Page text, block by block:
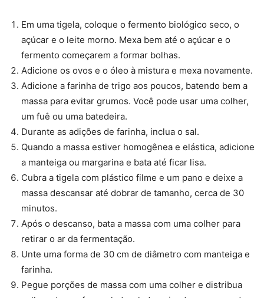
Em uma tigela, coloque o fermento biológico seco, o
açúcar e o leite morno. Mexa bem até o açúcar e o
fermento começarem a formar bolhas.
Adicione os ovos e o óleo à mistura e mexa novamente.
Adicione a farinha de trigo aos poucos, batendo bem a
massa para evitar grumos. Você pode usar uma colher,
um fuê ou uma batedeira.
Durante as adições de farinha, inclua o sal.
Quando a massa estiver homogênea e elástica, adicione
a manteiga ou margarina e bata até ficar lisa.
Cubra a tigela com plástico filme e um pano e deixe a
massa descansar até dobrar de tamanho, cerca de 30
minutos.
Após o descanso, bata a massa com uma colher para
retirar o ar da fermentação.
Unte uma forma de 30 cm de diâmetro com manteiga e
farinha.
Pegue porções de massa com uma colher e distribua